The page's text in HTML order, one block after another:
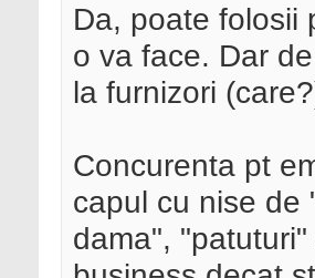
Da, poate folosii
o va face. Dar
la furnizori
Concurenta pt
capul cu nise de
dama",